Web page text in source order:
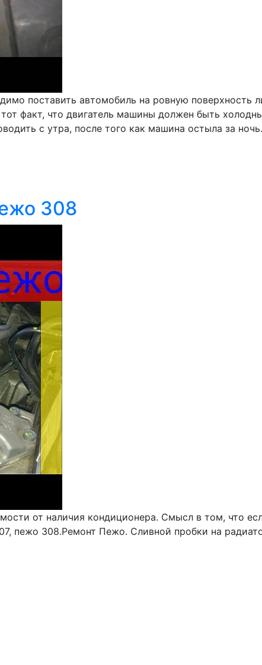
поставить автомобиль на ровную поверхность
факт, что двигатель машины должен быть
с утра, после того как машина остыла за ночь.
308
от наличия кондиционера. Смысл в том, что
пежо 308.Ремонт Пежо. Сливной пробки на